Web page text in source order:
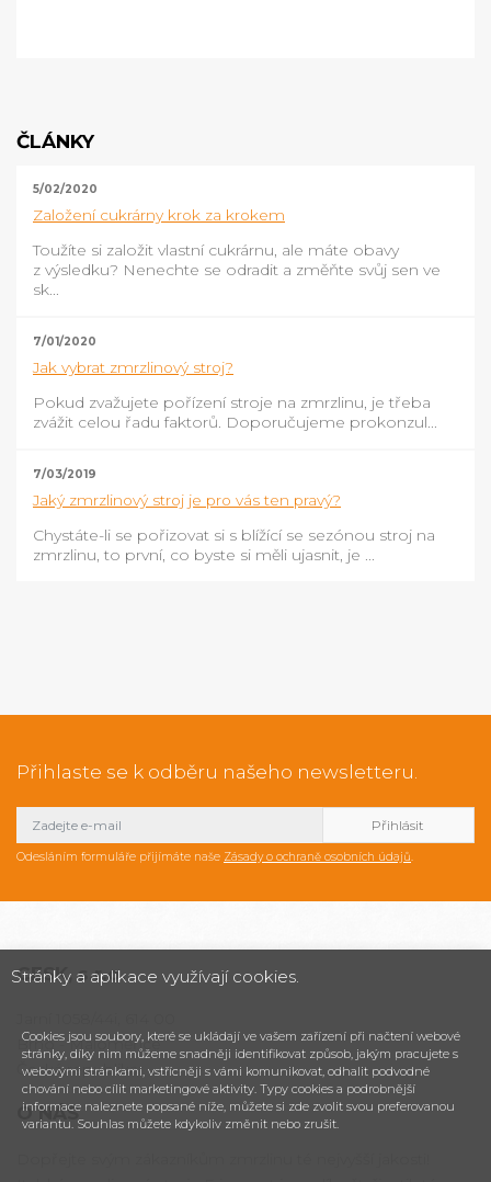
ČLÁNKY
5/02/2020
Založení cukrárny krok za krokem
Toužíte si založit vlastní cukrárnu, ale máte obavy
z výsledku? Nenechte se odradit a změňte svůj sen ve
sk...
7/01/2020
Jak vybrat zmrzlinový stroj?
Pokud zvažujete pořízení stroje na zmrzlinu, je třeba
zvážit celou řadu faktorů. Doporučujeme prokonzul...
7/03/2019
Jaký zmrzlinový stroj je pro vás ten pravý?
Chystáte-li se pořizovat si s blížící se sezónou stroj na
zmrzlinu, to první, co byste si měli ujasnit, je ...
Přihlaste se k odběru našeho newsletteru.
Odesláním formuláře přijímáte naše Zásady o ochraně osobních údajů.
CESK,s.r.o.
Brno - Maloměřice
Česká republika
O NÁS
Stránky a aplikace využívají cookies.
Cookies jsou soubory, které se ukládají ve vašem zařízení při načtení webové
stránky, díky nim můžeme snadněji identifikovat způsob, jakým pracujete s
webovými stránkami, vstřícněji s vámi komunikovat, odhalit podvodné
chování nebo cílit marketingové aktivity. Typy cookies a podrobnější
informace naleznete popsané níže, můžete si zde zvolit svou preferovanou
variantu. Souhlas můžete kdykoliv změnit nebo zrušit.